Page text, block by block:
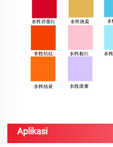
Aplikasi